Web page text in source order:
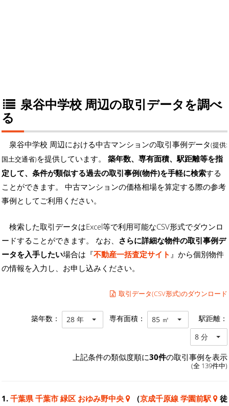
泉谷中学校 周辺の取引データを調べ
る
泉谷中学校 周辺における中古マンションの取引事例データ(提供:
国土交通省)を提供しています。 築年数、専有面積、駅距離等を指
定して、条件が類似する過去の取引事例(物件)を手軽に検索する
ことができます。 中古マンションの価格相場を算定する際の参考
事例としてご利用ください。
検索した取引データはExcel等で利用可能なCSV形式でダウンロ
ードすることができます。 なお、 さらに詳細な物件の取引事例デ
ータを入手したい場合は『不動産一括査定サイト 』から個別物件
の情報を入力し、お申し込みください。
取引データ(CSV形式)のダウンロード
築年数： 28 年 専有面積： 85 ㎡ 駅距離：
8 分
上記条件の類似度順に30件の取引事例を表示
(全 139件中)
1. 千葉県 千葉市 緑区 おゆみ野中央 （京成千原線 学園前駅
徒